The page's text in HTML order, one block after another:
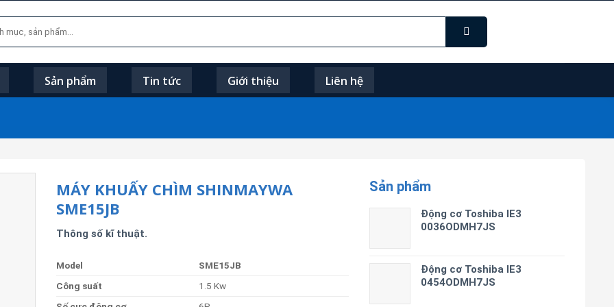
Sản phẩm Tin tức Giới thiệu Liên hệ
Sản phẩm
Động cơ Toshiba IE3
0036ODMH7JS
Động cơ Toshiba IE3
0454ODMH7JS
MÁY KHUẤY CHÌM SHINMAYWA
SME15JB
Thông số kĩ thuật.
Model
SME15JB
Công suất
1.5 Kw